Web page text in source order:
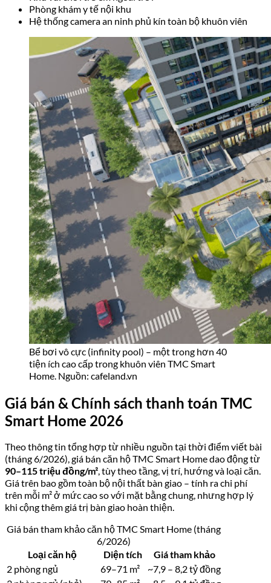
Bể bơi vô cực (infinity pool) – một trong hơn 40
tiện ích cao cấp trong khuôn viên TMC Smart
Home. Nguồn: cafeland.vn
Giá bán & Chính sách thanh toán TMC
Smart Home 2026
Theo thông tin tổng hợp từ nhiều nguồn tại thời điểm viết bài
(tháng 6/2026), giá bán căn hộ TMC Smart Home dao động từ
90–115 triệu đồng/m², tùy theo tầng, vị trí, hướng và loại căn.
Giá trên bao gồm toàn bộ nội thất bàn giao – tính ra chi phí
trên mỗi m² ở mức cao so với mặt bằng chung, nhưng hợp lý
khi cộng thêm giá trị bàn giao hoàn thiện.
Giá bán tham khảo căn hộ TMC Smart Home (tháng
6/2026)
Loại căn hộ
Diện tích
Giá tham khảo
2 phòng ngủ
69–71 m²
~7,9 – 8,2 tỷ đồng
3 phòng ngủ (nhỏ)
79–85 m²
~8,5 – 9,1 tỷ đồng
3 phòng ngủ (lớn/góc) 88–122 m² ~9,5 – 14 tỷ đồng
* Giá tham khảo tổng hợp từ listing thứ cấp và thông tin CĐT
tại thời điểm viết bài. Người mua nên liên hệ trực tiếp CĐT
hoặc sàn phân phối chính thức để xác nhận giá hiện tại.
Chính sách thanh toán linh hoạt:
Đặt cọc:100 triệu đồng
Vốn tự có:10 đợt theo tiến độ xây dựng– đợt 1 (15%)
sau 5 ngày ký HĐMB; đợt 9 (25%) khi nhận bàn giao
Q2/2027; đợt 10 (5%) khi có sổ đỏ
Vay ngân hàng:tối đa 70% giá trị căn hộ
, hỗ trợ lãi suất
0% trong 24 tháng đầu, thời hạn vay tối đa 35 năm
Ngân hàng hỗ trợ: Vietcombank, VietinBank, BIDV, Việt
Pháp lý & Tiến độ thi công TMC Smart
Home
Về nền tảng pháp lý, TMC Smart Home thuộc tổ hợp Jade
tư từ năm 2010. Đến năm 2016, dự án được phê duyệt điều
chỉnh cục bộ Quy hoạch chi tiết 1/500, xác nhận liên danh
Vimedimex và Bạch Đằng TMC (nay là JS và Bạch Đằng TMC)
làm chủ đầu tư. Hình thức sở hữu làsổ đỏ lâu dài.